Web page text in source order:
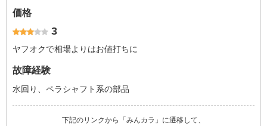
価格
3
ヤフオクで相場よりはお値打ちに
故障経験
水回り、ペラシャフト系の部品
下記のリンクから「みんカラ」に遷移して、